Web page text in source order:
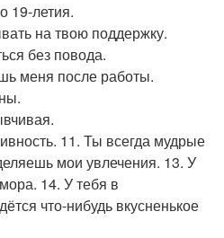
19-летия.
на твою поддержку.
без повода.
меня после работы.
11. Ты всегда мудрые
мои увлечения. 13. У
14. У тебя в
что-нибудь вкусненькое